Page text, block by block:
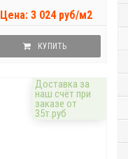
Цена: 3 024 руб/м2
КУПИТЬ
Доставка за
наш счёт при
заказе от
35т.руб